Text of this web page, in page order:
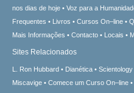
nos dias de hoje
Voz para a
Frequentes
Livros Cursos On–line
Mais Informações
Contacto Locais
Sites Relacionados
L. Ron Hubbard Dianética
Miscavige
Comece um Curso On–line